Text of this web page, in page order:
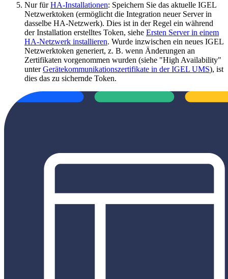
Nur fürHA-Installationen: Speichern Sie das aktuelle IGEL
Netzwerktoken (ermöglicht die Integration neuer Server in
dasselbe HA-Netzwerk). Dies ist in der Regel ein während
der Installation erstelltes Token, siehe Ersten Server in einem
HA-Netzwerk installieren. Wurde inzwischen ein neues IGEL
Netzwerktoken generiert, z. B. wenn Änderungen an
Zertifikaten vorgenommen wurden (siehe "High Availability"
unterGerätekommunikationszertifikate in der IGEL UMS), ist
dies das zu sichernde Token.